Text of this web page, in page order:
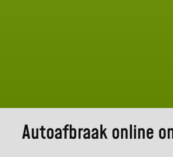
Autoafbraak online